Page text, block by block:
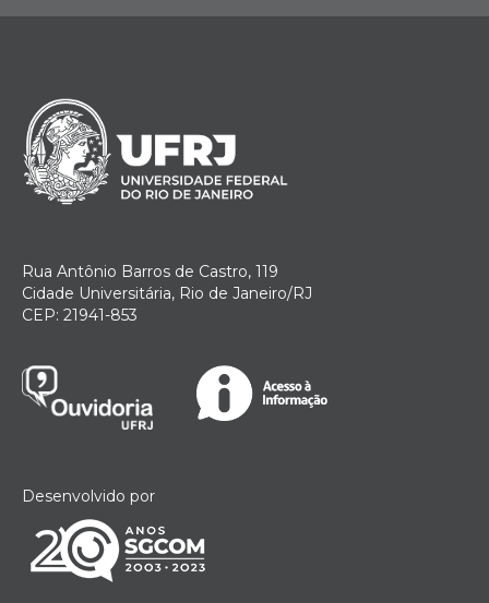
Rua Antônio Barros de Castro, 119
Cidade Universitária, Rio de Janeiro/RJ
CEP: 21941-853
Desenvolvido por